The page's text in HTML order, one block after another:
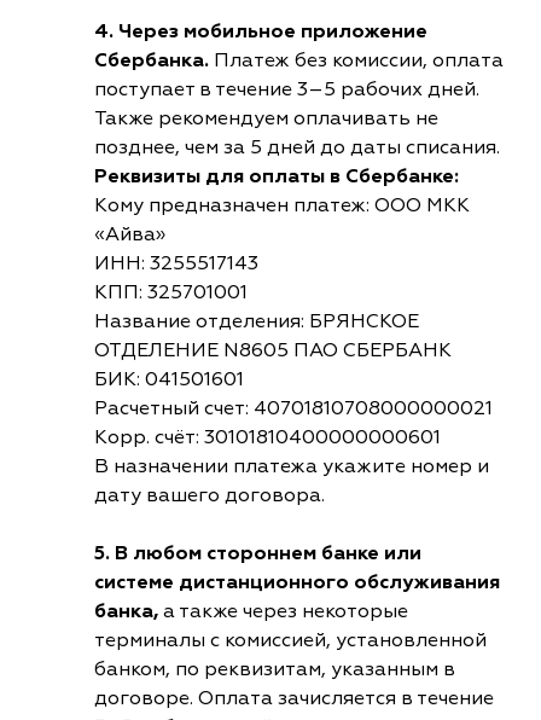
4. Через мобильное приложение
Сбербанка. Платеж без комиссии, оплата
поступает в течение 3–5 рабочих дней.
Также рекомендуем оплачивать не
позднее, чем за 5 дней до даты списания.
Реквизиты для оплаты в Сбербанке:
Кому предназначен платеж: ООО МКК
«Айва»
ИНН: 3255517143
КПП: 325701001
Название отделения: БРЯНСКОЕ
ОТДЕЛЕНИЕ N8605 ПАО СБЕРБАНК
БИК: 041501601
Расчетный счет: 40701810708000000021
Корр. счёт: 30101810400000000601
В назначении платежа укажите номер и
дату вашего договора.
5. В любом стороннем банке или
системе дистанционного обслуживания
банка, а также через некоторые
терминалы с комиссией, установленной
банком, по реквизитам, указанным в
договоре. Оплата зачисляется в течение